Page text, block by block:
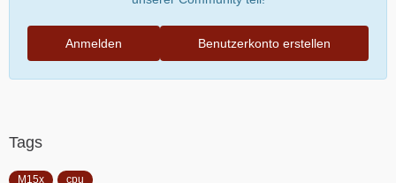
Benutzerkonto erstellen
Anmelden
Tags
M15x cpu